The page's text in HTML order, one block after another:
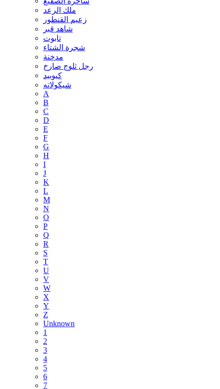
ملك الرعد
زعيم القنطور
شاهد قبر
تابوت
شجرة الشتاء
مدخنة
رجل ثلوج صارخ
كيوبيد
شيكولاته
A
B
C
D
E
F
G
H
I
J
K
L
M
N
O
P
Q
R
S
T
U
V
W
X
Y
Z
Unknown
1
2
3
4
5
6
7